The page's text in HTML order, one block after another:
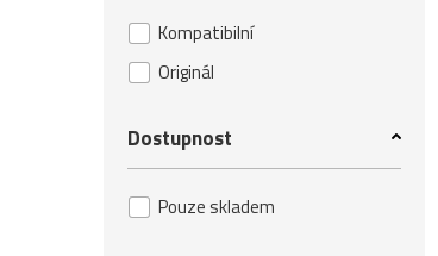
Kompatibilní
Originál
Dostupnost
Pouze skladem